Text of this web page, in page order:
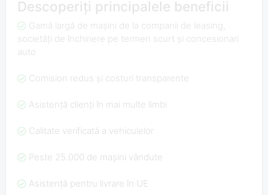
Descoperiți principalele beneficii
Gamă largă de mașini de la companii de leasing,
societăți de închiriere pe termen scurt și concesionari
auto
Comision redus și costuri transparente
Asistență clienți în mai multe limbi
Calitate verificată a vehiculelor
Peste 25.000 de mașini vândute
Asistență pentru livrare în UE